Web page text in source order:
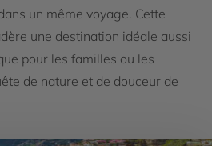
un même voyage. Cette
une destination idéale aussi
pour les familles ou les
de nature et de douceur de